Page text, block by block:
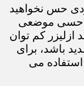
حس نخواهید
حسی موضعی
ازلیزر کم توان
باشد، برای
می